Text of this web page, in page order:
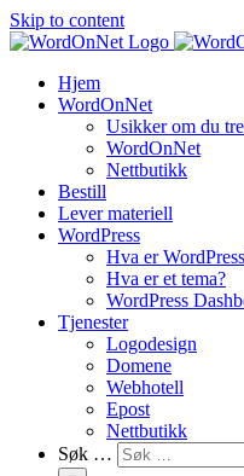
Skip to content
Hjem
WordOnNet
Usikker om du
WordOnNet
Nettbutikk
Bestill
Lever materiell
WordPress
Hva er
Hva er et tema?
WordPress
Tjenester
Logodesign
Domene
Webhotell
Epost
Nettbutikk
Søk …